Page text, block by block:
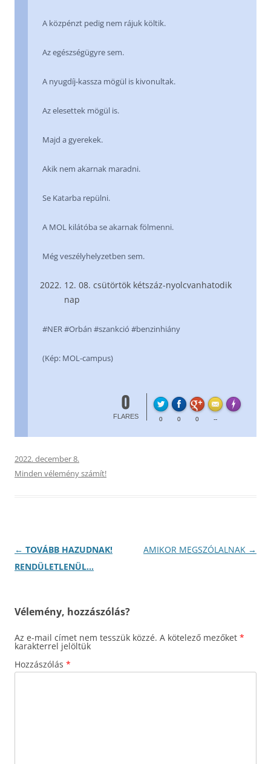
A közpénzt pedig nem rájuk költik.
Az egészségügyre sem.
A nyugdíj-kassza mögül is kivonultak.
Az elesettek mögül is.
Majd a gyerekek.
Akik nem akarnak maradni.
Se Katarba repülni.
A MOL kilátóba se akarnak fölmenni.
Még veszélyhelyzetben sem.
12. 08. csütörtök kétszáz-nyolcvanhatodik
nap
#NER #Orbán #szankció #benzinhiány
(Kép: MOL-campus)
0
FLARES 0 0 0 --
Made with
2022. december 8.
Minden vélemény számít!
Bejegyzés
navigáció
← TOVÁBB HAZUDNAK!
RENDÜLETLENÜL…
AMIKOR MEGSZÓLALNAK →
Vélemény, hozzászólás?
Az e-mail címet nem tesszük közzé. A kötelező mezőket *
karakterrel jelöltük
Hozzászólás *